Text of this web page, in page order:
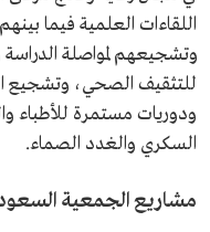
اللقاءات العلمية فيما
وتشجيعهم لمواصلة
للتثقيف الصحي، وتشجيع
ودوريات مستمرة للأطباء
السكري والغدد الصماء.
مشاريع الجمعية